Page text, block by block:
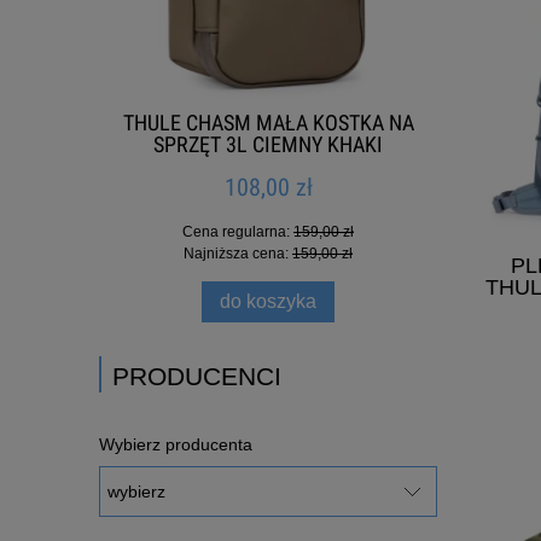
THULE CHASM MAŁA KOSTKA NA
SPRZĘT 3L CIEMNY KHAKI
108,00 zł
Cena regularna: 159,00 zł
Najniższa cena: 159,00 zł
do koszyka
NA
PRODUCENCI
Wybierz producenta